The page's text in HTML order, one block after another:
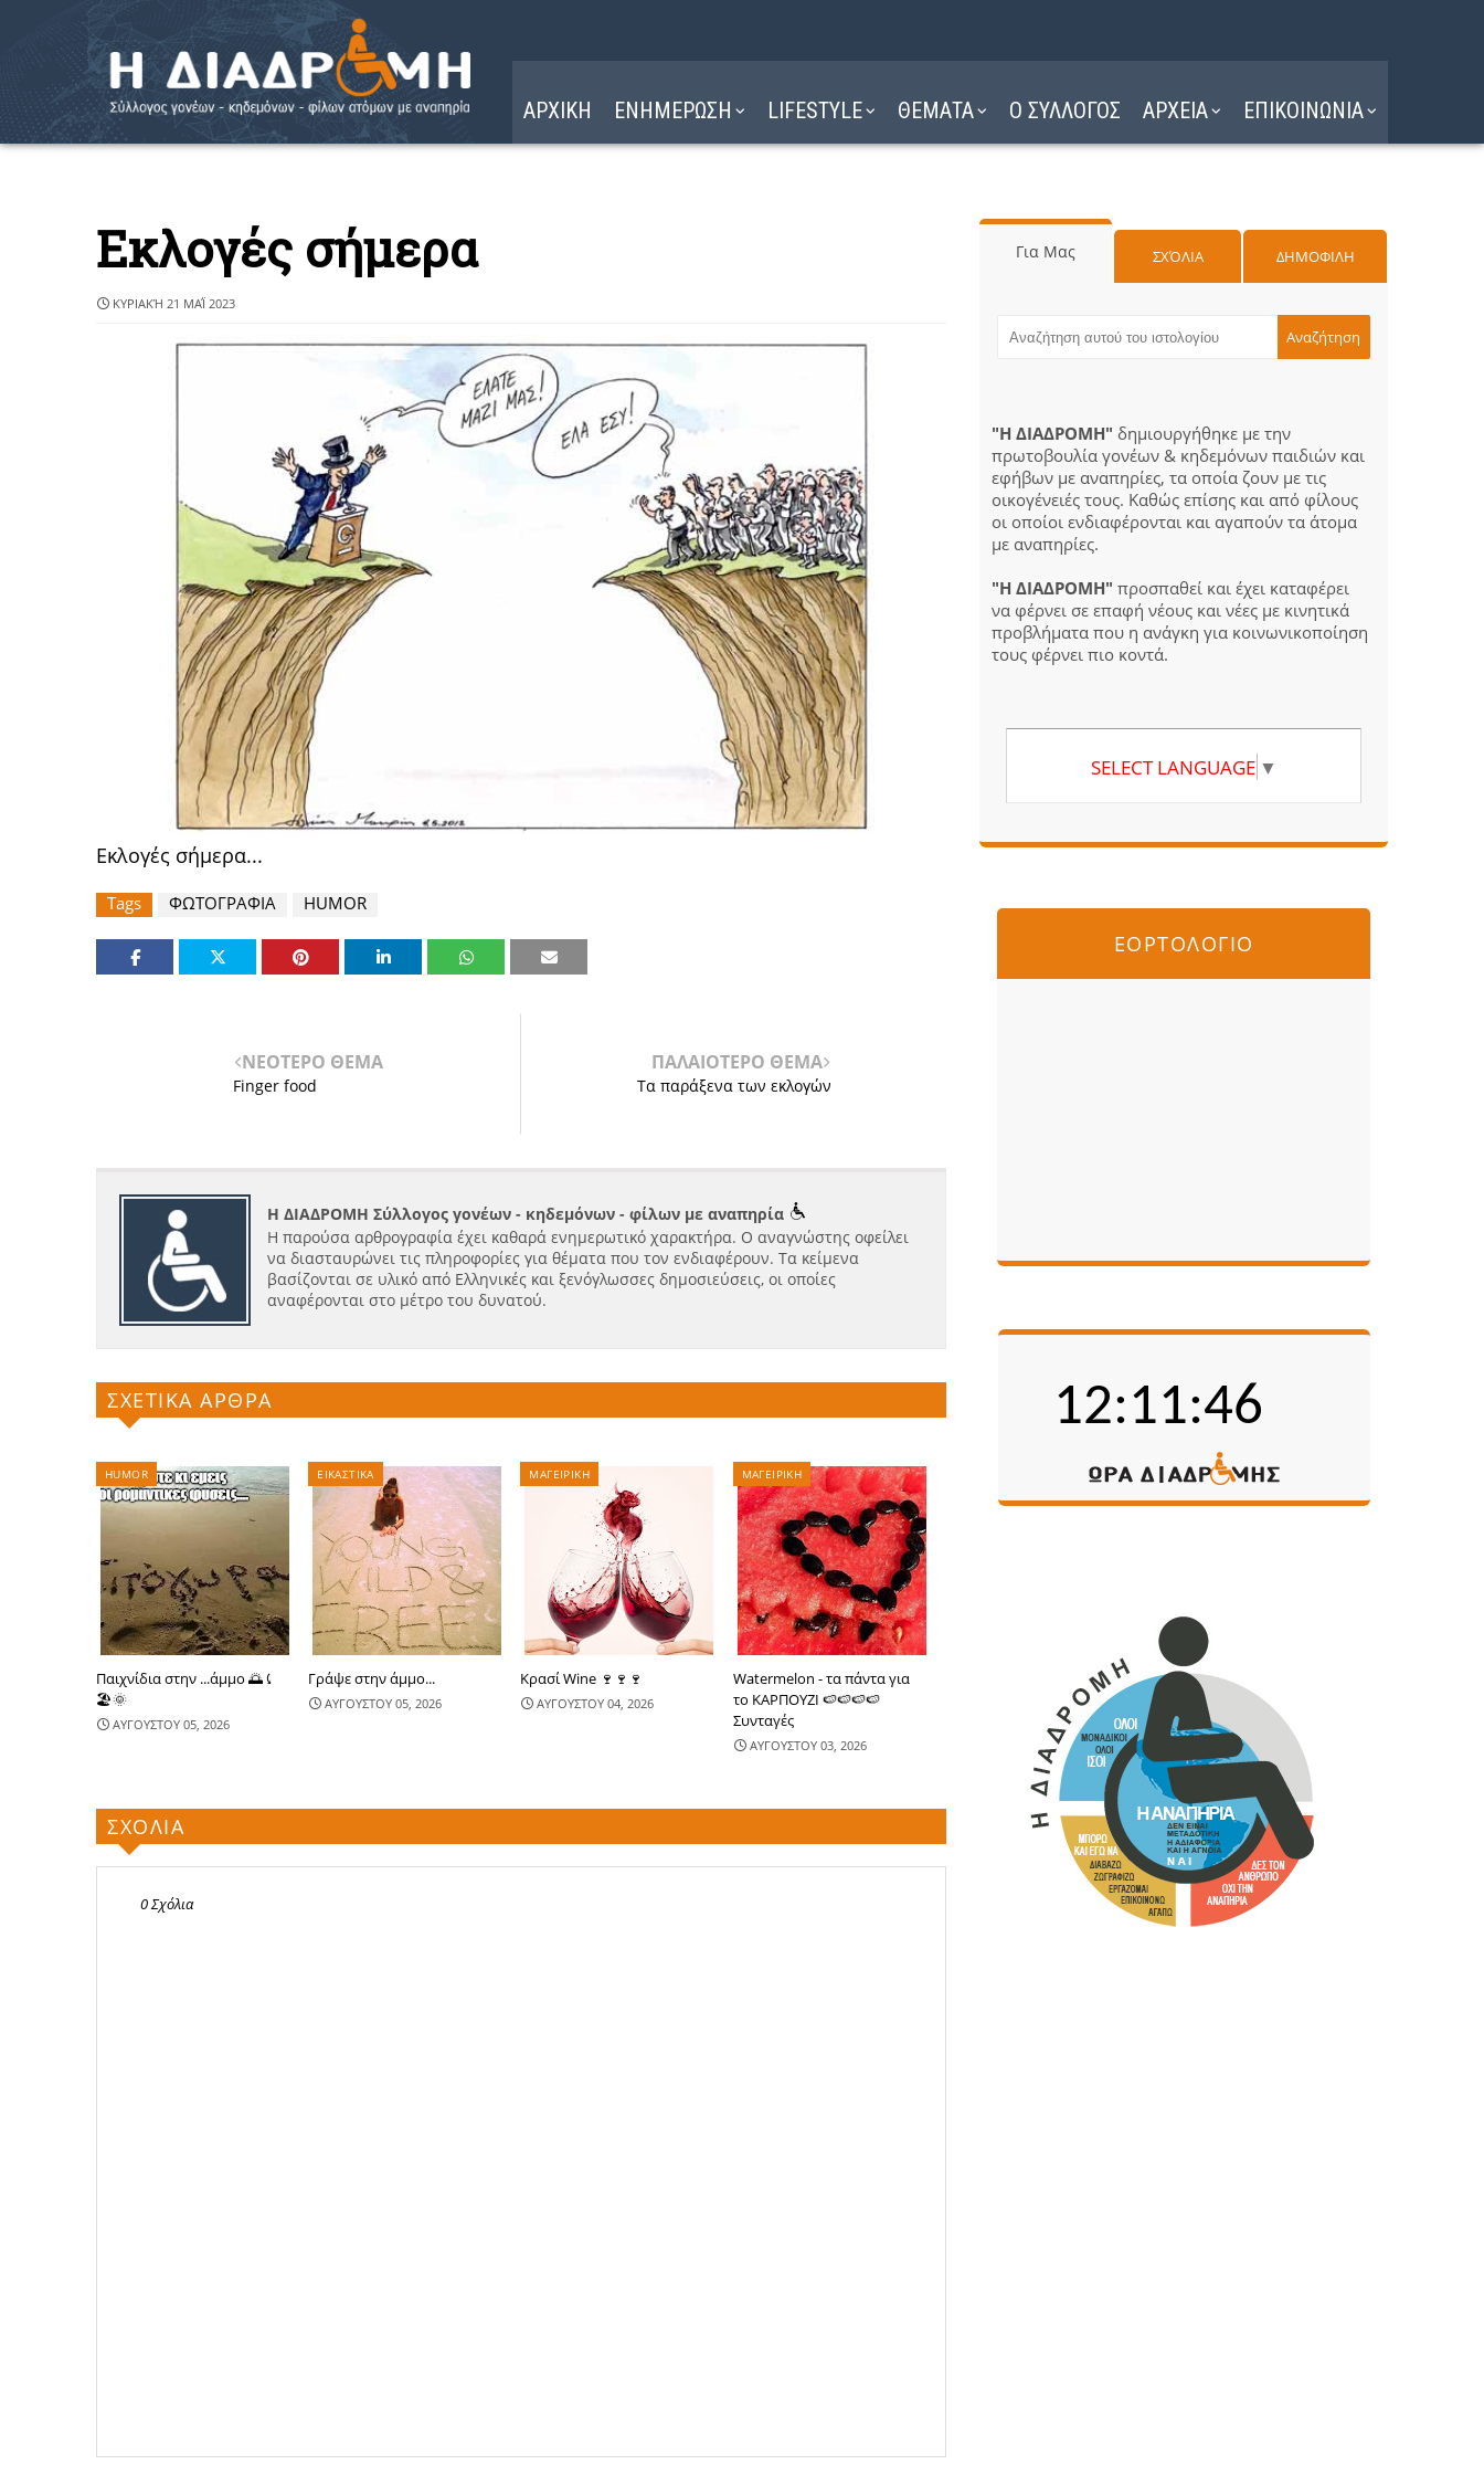
ΑΡΧΙΚΗ ΕΝΗΜΕΡΩΣΗ LIFESTYLE ΘΕΜΑΤΑ Ο ΣΥΛΛΟΓΟΣ ΑΡΧΕΙΑ ΕΠΙΚΟΙΝΩΝΙΑ
Εκλογές σήμερα
ΚΥΡΙΑΚΉ 21 ΜΑΪ́ 2023
Εκλογές σήμερα...
Tags ΦΩΤΟΓΡΑΦΙΑ HUMOR
ΝΕΟΤΕΡΟ ΘΕΜΑ
Finger food
ΠΑΛΑΙΟΤΕΡΟ ΘΕΜΑ
Τα παράξενα των εκλογών
Η ΔΙΑΔΡΟΜΗ Σύλλογος γονέων - κηδεμόνων - φίλων με αναπηρία
Η παρούσα αρθρογραφία έχει καθαρά ενημερωτικό χαρακτήρα. Ο αναγνώστης οφείλει
να διασταυρώνει τις πληροφορίες για θέματα που τον ενδιαφέρουν. Τα κείμενα
βασίζονται σε υλικό από Ελληνικές και ξενόγλωσσες δημοσιεύσεις, οι οποίες
αναφέρονται στο μέτρο του δυνατού.
ΣΧΕΤΙΚΑ ΑΡΘΡΑ
HUMOR
Παιχνίδια στην ...άμμο 🌅⤹
🏖🌞
ΑΥΓΟΥΣΤΟΥ 05, 2026
ΕΙΚΑΣΤΙΚΑ
Γράψε στην άμμο...
ΑΥΓΟΥΣΤΟΥ 05, 2026
ΜΑΓΕΙΡΙΚΗ
Κρασί Wine 🍷🍷🍷
ΑΥΓΟΥΣΤΟΥ 04, 2026
ΜΑΓΕΙΡΙΚΗ
Watermelon - τα πάντα για
το ΚΑΡΠΟΥΖΙ 🍉🍉🍉🍉
Συνταγές
ΑΥΓΟΥΣΤΟΥ 03, 2026
ΣΧΟΛΙΑ
0 Σχόλια
Για Μας ΣΧΌΛΙΑ ΔΗΜΟΦΙΛΗ
"Η ΔΙΑΔΡΟΜΗ" δημιουργήθηκε με την
πρωτοβουλία γονέων & κηδεμόνων παιδιών και
εφήβων με αναπηρίες, τα οποία ζουν με τις
οικογένειές τους. Καθώς επίσης και από φίλους
οι οποίοι ενδιαφέρονται και αγαπούν τα άτομα
με αναπηρίες.
"Η ΔΙΑΔΡΟΜΗ" προσπαθεί και έχει καταφέρει
να φέρνει σε επαφή νέους και νέες με κινητικά
προβλήματα που η ανάγκη για κοινωνικοποίηση
τους φέρνει πιο κοντά.
SELECT LANGUAGE ▼
ΕΟΡΤΟΛΟΓΙΟ